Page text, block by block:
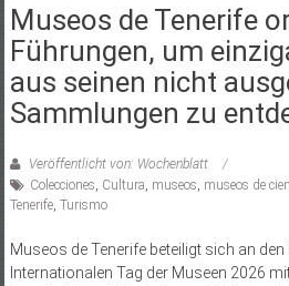
Museos de Tenerife
Führungen, um
aus seinen nicht
Sammlungen zu
Veröffentlicht von: Wochenblatt
Colecciones, Cultura, museos, museos de
Tenerife, Turismo
Museos de Tenerife beteiligt sich an
Internationalen Tag der Museen 2026